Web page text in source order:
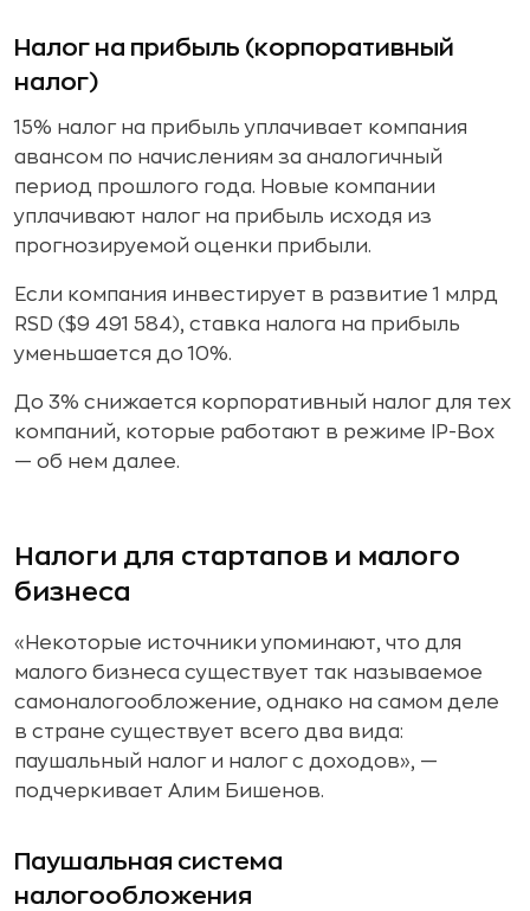
Налог на прибыль (корпоративный
налог)
15% налог на прибыль уплачивает компания
авансом по начислениям за аналогичный
период прошлого года. Новые компании
уплачивают налог на прибыль исходя из
прогнозируемой оценки прибыли.
Если компания инвестирует в развитие 1 млрд
RSD ($9 491 584), ставка налога на прибыль
уменьшается до 10%.
До 3% снижается корпоративный налог для тех
компаний, которые работают в режиме IP-Box
— об нем далее.
Налоги для стартапов и малого
бизнеса
«Некоторые источники упоминают, что для
малого бизнеса существует так называемое
самоналогообложение, однако на самом деле
в стране существует всего два вида:
паушальный налог и налог с доходов», —
подчеркивает Алим Бишенов.
Паушальная система
налогообложения